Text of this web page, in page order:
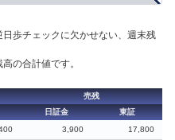
歩チェックに欠かせない、週末残
の合計値です。
売残
日証金
東証
3,900 17,800